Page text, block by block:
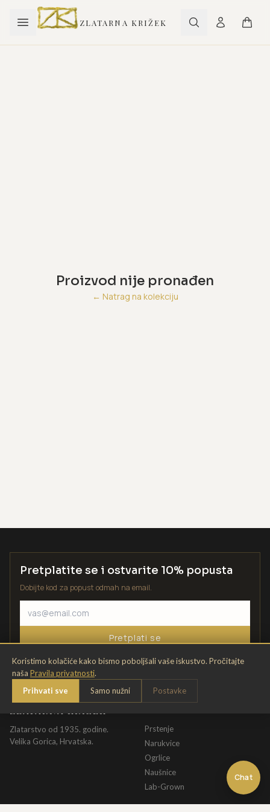
ZLATARNA KRIŽEK
Proizvod nije pronađen
← Natrag na kolekciju
Chat
Koristimo kolačiće kako bismo poboljšali vaše iskustvo. Pročitajte
naša Pravila privatnosti.
Prihvati sve
Samo nužni Postavke
Pretplatite se i ostvarite 10% popusta
Dobijte kod za popust odmah na email.
Pretplati se
Zlatarstvo od 1935. godine.
Velika Gorica, Hrvatska.
Prstenje
Narukvice
Ogrlice
Naušnice
Lab-Grown